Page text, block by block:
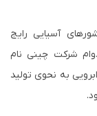
آسیایی رایج
شرکت چینی نام
به نحوی تولید